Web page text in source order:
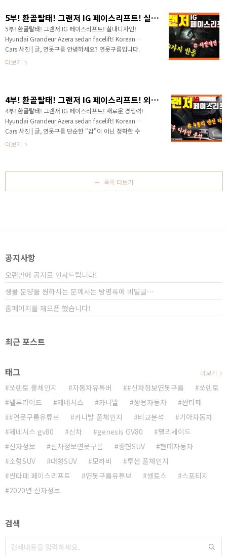
려드렸습니다. 영상을 통해서 파격적인 변신을 예고한 이
번 그랜저를 "페이스리프트를 가장한 풀체인지" 또는
"역대급" 이라고 알려드렸습니다. 이런 표현 때문에 현대
차 직원이 아니냐는 오해 섞인 반응도 볼 수 있었는데 공
살펴보겠습니다. ▲..
5부! 환골탈태! 그랜저 IG 페이스리프트! 실내디자인! Hyundai Grandeur Azera sedan facelift! Korean Cars
5부! 환골탈태! 그랜저 IG 페이스리프트! 실내디자인!
Hyundai Grandeur Azera sedan facelift! Korean
Cars 사진 | 글, 연못구름 안녕하세요? 연못구름입니다.
그랜저 IG 페이스리프트 출시가 이제 코앞으로 다가왔
스리프트 외부 디자인! 국내에서 가장 많은 판매량을 자
랑하는 차량이라서 높은 관심을 알 수 있었는데, 요청하
시는 분들이 많아서 이번 5부 영상에서는 실내 공간을
세부적으로 알려드리겠습니다. 그랜저 IG 페이스리프트
는 페이스리프트를 가장한 풀체인지급 변화라고 알려드
리고 있는데, 과연 실내 공간은 ..
더보기
4부! 환골탈태! 그랜저 IG 페이스리프트! 외부 디자인! Hyundai Grandeur Azera sedan facelift! Korean Cars
4부! 환골탈태! 그랜저 IG 페이스리프트! 새로운 경쟁력!
Hyundai Grandeur Azera sedan facelift! Korean
Cars 사진 | 글, 연못구름 단순한 "감"이 아닌 정확한 수
치 자료를 통해서 비교 분석 자료를 제시하는 연못구름입
코앞으로 다가왔습니다. 출시는 다음 달로 예상되며. 이
번 그랜저 IG 페이스리프트는 사실상 풀체인지급 수준으
로 파악되면서 주목을 받고 있습니다. 최근 그랜저 IG 페
..
더보기
목록 더보기
공지사항
오랜만에 공지로 인사드립니다!
생물 분양을 원하시는 분께서는 방명록에 비밀글⋯
홈페이지를 재오픈 했습니다!
최근 포스트
태그
쏘렌토 풀체인지 자동차유튜버 #신차정보연못구름
쏘렌토
텔루라이드
제네시스 카니발 쌍용자동차
싼타페
#연못구름유튜브
카니발 풀체인지 비교분석
기아자동차
제네시스 gv80
신차 genesis GV80
팰리세이드
신차정보
신차정보연못구름 중형SUV
현대자동차
소형SUV
대형SUV 모하비
투싼 풀체인지
싼타페 페이스리프트
연못구름유튜브 셀토스
스포티지
2020년 신차정보
더보기
검색